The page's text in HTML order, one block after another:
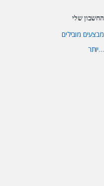
החשבון שלי
מבצעים מובילים
…יותר